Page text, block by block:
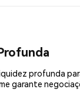
profunda
garante